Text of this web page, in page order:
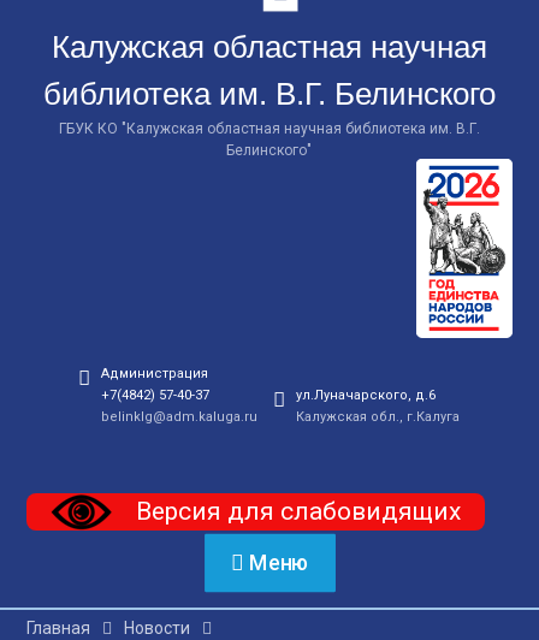
Калужская областная научная
библиотека им. В.Г. Белинского
ГБУК КО "Калужская областная научная библиотека им. В.Г.
Белинского"
Администрация
+7(4842) 57-40-37
belinklg@adm.kaluga.ru
ул.Луначарского, д.6
Калужская обл., г.Калуга
Версия для слабовидящих
Меню
Главная
Новости